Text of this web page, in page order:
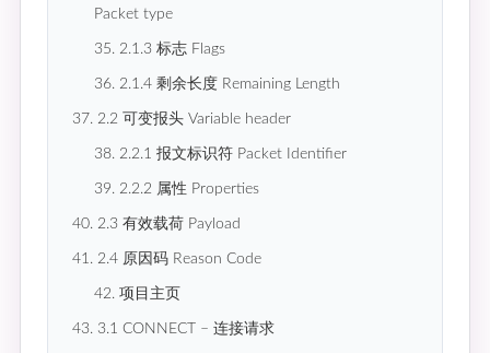
Packet type
35. 2.1.3 标志 Flags
36. 2.1.4 剩余长度 Remaining Length
37. 2.2 可变报头 Variable header
38. 2.2.1 报文标识符 Packet Identifier
39. 2.2.2 属性 Properties
40. 2.3 有效载荷 Payload
41. 2.4 原因码 Reason Code
42. 项目主页
43. 3.1 CONNECT – 连接请求